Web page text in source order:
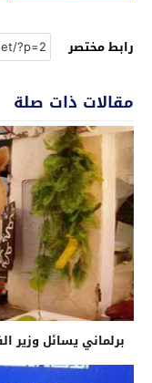
رابط مختصر
مقالات ذات صلة
برلماني يسائل وزير